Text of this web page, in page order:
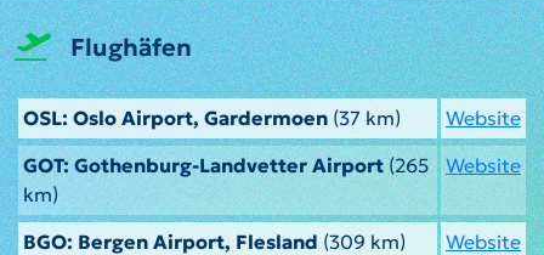
Flughäfen
OSL: Oslo Airport, Gardermoen (37 km)
Website
GOT: Gothenburg-Landvetter Airport(265
km)
Website
BGO: Bergen Airport, Flesland (309 km)
Website